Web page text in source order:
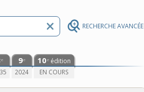
RECHERCHE AVANCÉE
e 9e
2024
10e édition
EN COURS